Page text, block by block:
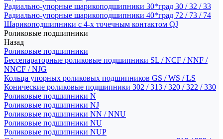
Радиально-упорные шарикоподшипники 30*град 30 / 32 / 33
Радиально-упорные шарикоподшипники 40*град 72 / 73 / 74
Шарикоподшипники с 4-х точечным контактом QJ
Роликовые подшипники
Назад
Роликовые подшипники
Бессепараторные роликовые подшипники SL / NCF / NNF /
NNCF / NJG
Кольца упорных роликовых подшипников GS / WS / LS
Конические роликовые подшипники 302 / 313 / 320 / 322 / 330
Роликовые подшипники N
Роликовые подшипники NJ
Роликовые подшипники NN / NNU
Роликовые подшипники NU
Роликовые подшипники NUP